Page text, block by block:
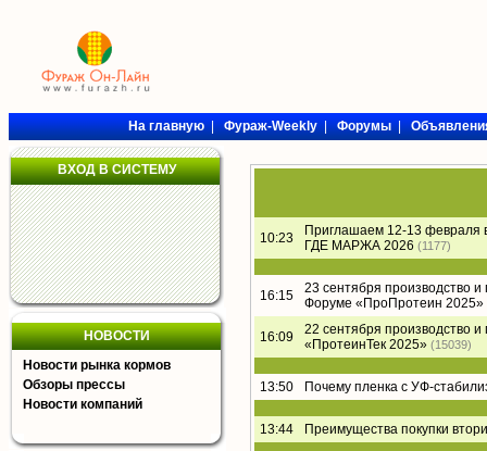
На главную|Фураж-Weekly|Форумы|
ВХОД В СИСТЕМУ
НОВОСТИ
Новости рынка кормов
Обзоры прессы
Новости компаний
10:23
Приглашаем 12-13 февраля
ГДЕ МАРЖА 2026 (1177)
16:15
23 сентября производство
Форуме «ПроПротеин 2025»
16:09
22 сентября производство
«ПротеинТек 2025» (15039)
13:50 Почему пленка с УФ-
13:44 Преимущества покупки